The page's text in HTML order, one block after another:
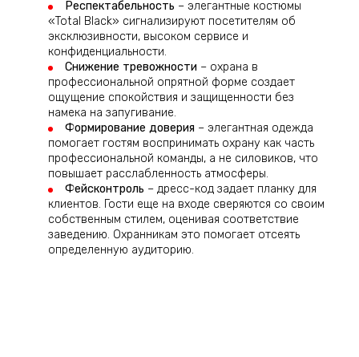
Респектабельность – элегантные костюмы
«Total Black» сигнализируют посетителям об
эксклюзивности, высоком сервисе и
конфиденциальности.
Снижение тревожности – охрана в
профессиональной опрятной форме создает
ощущение спокойствия и защищенности без
намека на запугивание.
Формирование доверия – элегантная одежда
помогает гостям воспринимать охрану как часть
профессиональной команды, а не силовиков, что
повышает расслабленность атмосферы.
Фейсконтроль – дресс-код задает планку для
клиентов. Гости еще на входе сверяются со своим
собственным стилем, оценивая соответствие
заведению. Охранникам это помогает отсеять
определенную аудиторию.